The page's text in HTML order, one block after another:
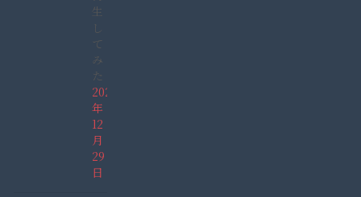
生
し
て
み
た
2021
年
12
月
29
日